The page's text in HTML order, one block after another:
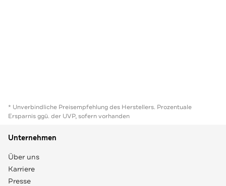
* Unverbindliche Preisempfehlung des Herstellers. Prozentuale
Ersparnis ggü. der UVP, sofern vorhanden
Unternehmen
Über uns
Karriere
Presse